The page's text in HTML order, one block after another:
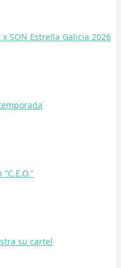
SON Estrella Galicia 2026
su cartel